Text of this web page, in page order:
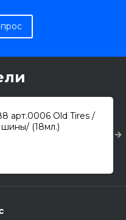
арт.0006 Old Tires /
шины/ (18мл.)